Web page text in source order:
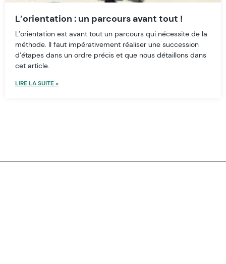
L’orientation : un parcours avant tout !
L’orientation est avant tout un parcours qui nécessite de la
méthode. Il faut impérativement réaliser une succession
d’étapes dans un ordre précis et que nous détaillons dans
cet article.
LIRE LA SUITE »